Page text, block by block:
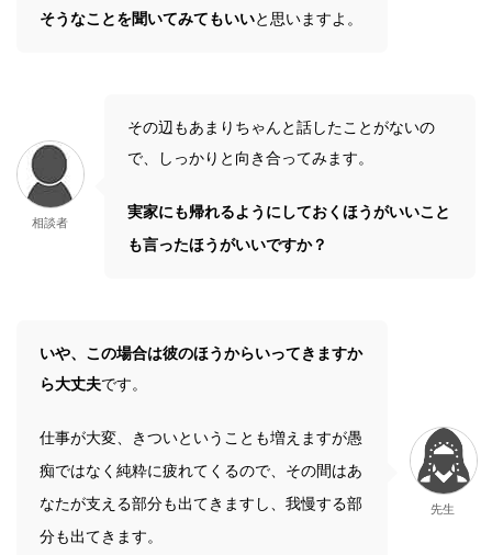
そうなことを聞いてみてもいいと思いますよ。
相談者
その辺もあまりちゃんと話したことがないの
で、しっかりと向き合ってみます。
実家にも帰れるようにしておくほうがいいこと
も言ったほうがいいですか？
いや、この場合は彼のほうからいってきますか
ら大丈夫です。
仕事が大変、きついということも増えますが愚
痴ではなく純粋に疲れてくるので、その間はあ
なたが支える部分も出てきますし、我慢する部
分も出てきます。
先生